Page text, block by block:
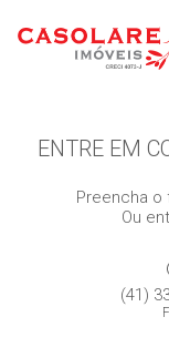
ENTRE EM
Preencha o
Ou
(41)